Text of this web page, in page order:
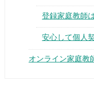
▶
登録家庭教師
安心して個人
オンライン家庭教